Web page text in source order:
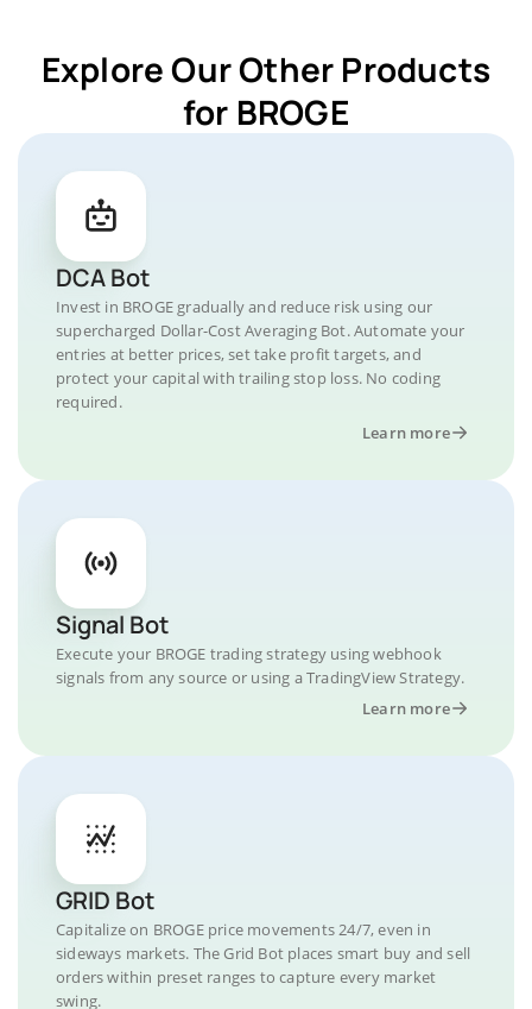
Explore Our Other Products
for BROGE
DCA Bot
Invest in BROGE gradually and reduce risk using our
supercharged Dollar-Cost Averaging Bot. Automate your
entries at better prices, set take profit targets, and
protect your capital with trailing stop loss. No coding
required.
Learn more
Signal Bot
Execute your BROGE trading strategy using webhook
signals from any source or using a TradingView Strategy.
Learn more
GRID Bot
Capitalize on BROGE price movements 24/7, even in
sideways markets. The Grid Bot places smart buy and sell
orders within preset ranges to capture every market
swing.